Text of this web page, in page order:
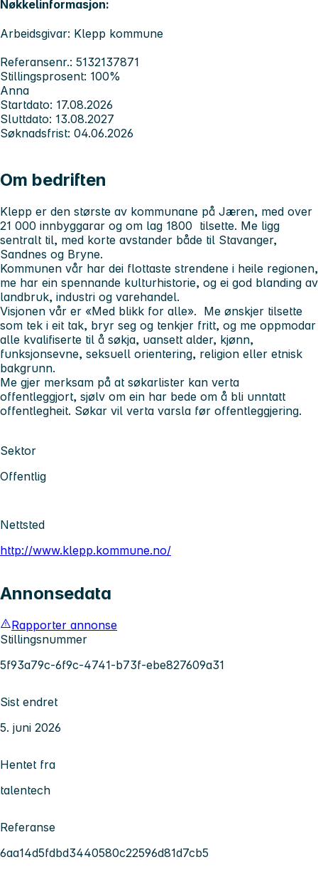
Nøkkelinformasjon:
Arbeidsgivar: Klepp kommune
Referansenr.: 5132137871
Stillingsprosent: 100%
Anna
Startdato: 17.08.2026
Sluttdato: 13.08.2027
Søknadsfrist: 04.06.2026
Om bedriften
Klepp er den største av kommunane på Jæren, med over
21 000 innbyggarar og om lag 1800 tilsette. Me ligg
sentralt til, med korte avstander både til Stavanger,
Sandnes og Bryne.
Kommunen vår har dei flottaste strendene i heile regionen,
me har ein spennande kulturhistorie, og ei god blanding av
landbruk, industri og varehandel.
Visjonen vår er «Med blikk for alle». Me ønskjer tilsette
som tek i eit tak, bryr seg og tenkjer fritt, og me oppmodar
alle kvalifiserte til å søkja, uansett alder, kjønn,
funksjonsevne, seksuell orientering, religion eller etnisk
bakgrunn.
Me gjer merksam på at søkarlister kan verta
offentleggjort, sjølv om ein har bede om å bli unntatt
offentlegheit. Søkar vil verta varsla før offentleggjering.
Sektor
Offentlig
Nettsted
http://www.klepp.kommune.no/
Annonsedata
Rapporter annonse
Stillingsnummer
5f93a79c-6f9c-4741-b73f-ebe827609a31
Sist endret
5. juni 2026
Hentet fra
talentech
Referanse
6aa14d5fdbd3440580c22596d81d7cb5